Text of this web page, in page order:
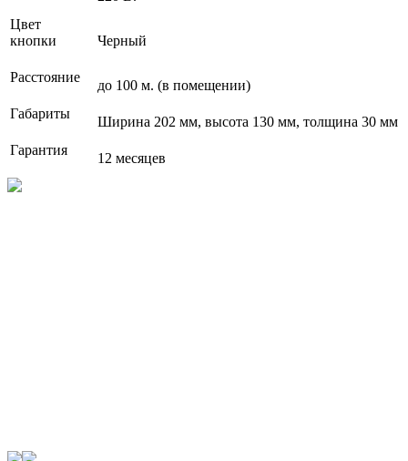
Цвет
кнопки
Черный
Расстояние
до 100 м. (в помещении)
Габариты
Ширина 202 мм, высота 130 мм, толщина 30 мм
Гарантия
12 месяцев